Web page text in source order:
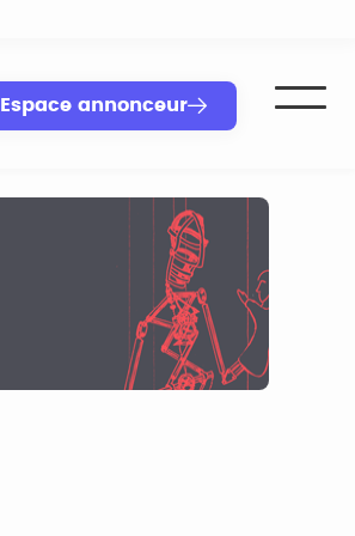
Espace annonceur